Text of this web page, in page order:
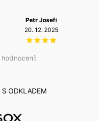
Petr Josefi
20. 12. 2025
ODKLADEM